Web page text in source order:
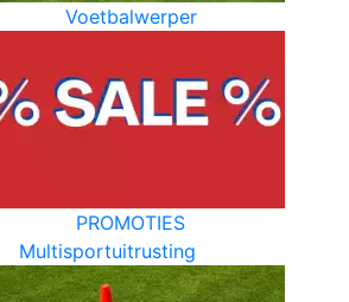
Voetbalwerper
PROMOTIES
Multisportuitrusting